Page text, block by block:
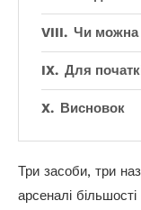
Чи можна
Для
Висновок
Три засоби, три
арсеналі